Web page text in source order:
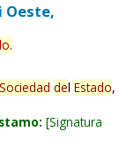
Oeste,
.
Sociedad del Estado,
Signatura